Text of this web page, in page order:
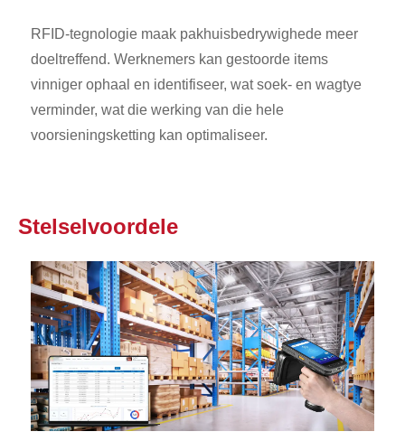
RFID-tegnologie maak pakhuisbedrywighede meer
doeltreffend. Werknemers kan gestoorde items
vinniger ophaal en identifiseer, wat soek- en wagtye
verminder, wat die werking van die hele
voorsieningsketting kan optimaliseer.
Stelselvoordele